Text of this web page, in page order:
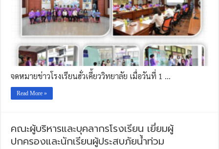
จดหมายข่าวโรงเรียนฮั่วเคี้ยววิทยาลัย เมื่อวันที่ 1 …
Read More »
คณะผู้บริหารและบุคลากรโรงเรียน เยี่ยมผู้
ปกครองและนักเรียนผู้ประสบภัยน้ำท่วม